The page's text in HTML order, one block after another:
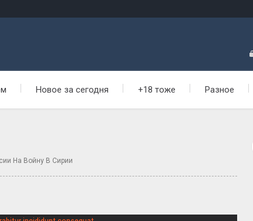
Новое за сегодня +18 тоже Разное
На Войну В Сирии